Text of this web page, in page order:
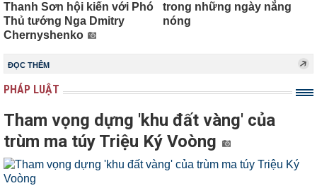
Thanh Sơn hội kiến với Phó
Thủ tướng Nga Dmitry
Chernyshenko
trong những ngày nắng
nóng
ĐỌC THÊM
PHÁP LUẬT
Tham vọng dựng 'khu đất vàng' của
trùm ma túy Triệu Ký Voòng